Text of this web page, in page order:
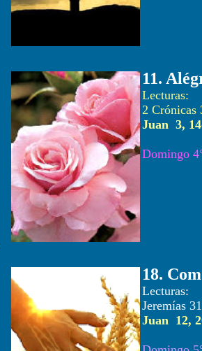
11.
2
Juan 3,
Domingo
18.
Jeremías
Juan 12,